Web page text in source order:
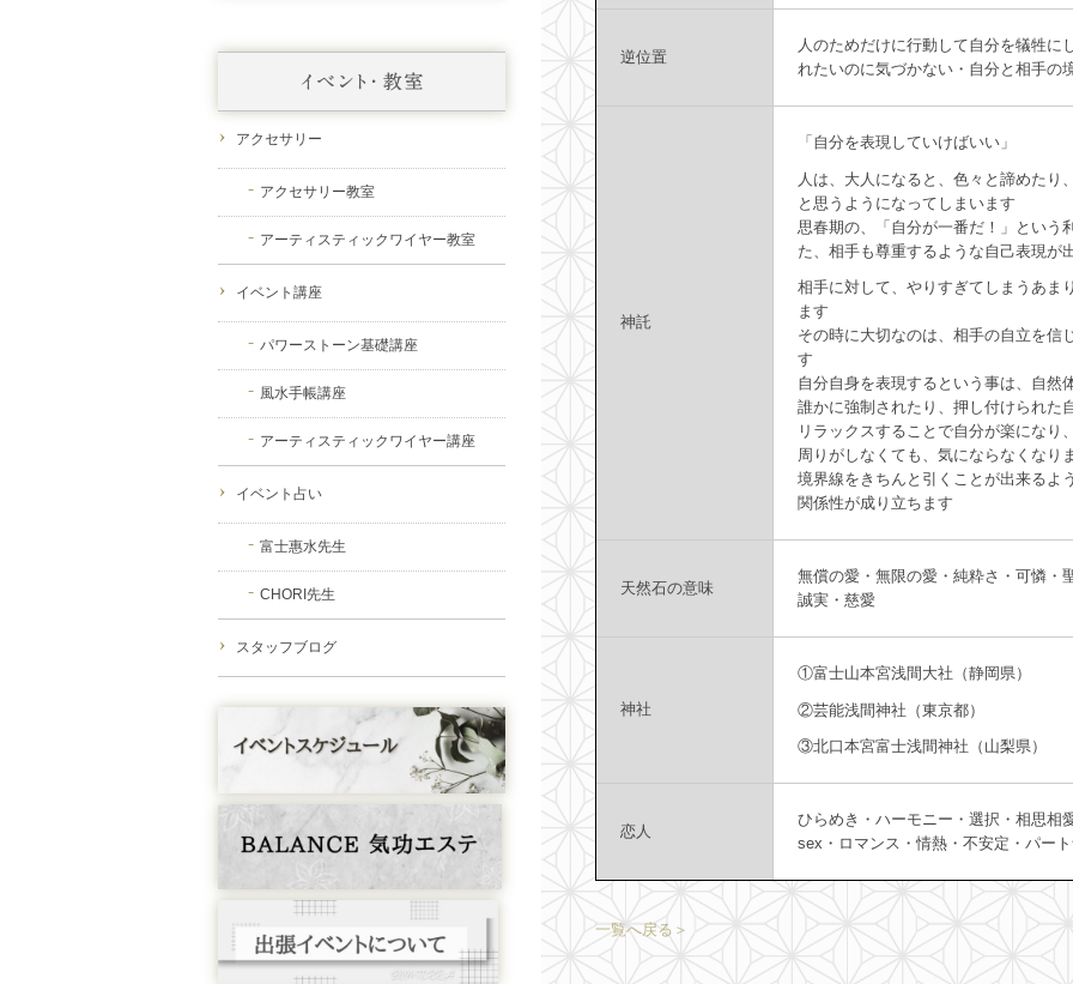
逆位置
人のためだけに行動して自分を犠牲に
れたいのに気づかない・自分と相手の
神託
「自分を表現していけばいい」
人は、大人になると、色々と諦めたり
と思うようになってしまいます
思春期の、「自分が一番だ！」という
た、相手も尊重するような自己表現が
相手に対して、やりすぎてしまうあま
ます
その時に大切なのは、相手の自立を信
す
自分自身を表現するという事は、自然
誰かに強制されたり、押し付けられた
リラックスすることで自分が楽になり
周りがしなくても、気にならなくなり
境界線をきちんと引くことが出来るよ
関係性が成り立ちます
天然石の意味
無償の愛・無限の愛・純粋さ・可憐・
誠実・慈愛
神社
①富士山本宮浅間大社（静岡県）
②芸能浅間神社（東京都）
③北口本宮富士浅間神社（山梨県）
恋人
ひらめき・ハーモニー・選択・相思相
sex・ロマンス・情熱・不安定・パー
一覧へ戻る＞
アクセサリー
アクセサリー教室
アーティスティックワイヤー教室
イベント講座
パワーストーン基礎講座
風水手帳講座
アーティスティックワイヤー講座
イベント占い
富士惠水先生
CHORI先生
スタッフブログ